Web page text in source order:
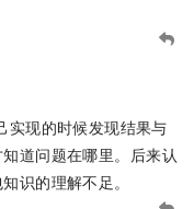
实现的时候发现结果与
道问题在哪里。后来认
识的理解不足。